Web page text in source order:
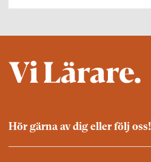
Hör gärna av dig eller följ oss!